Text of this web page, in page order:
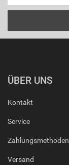
ÜBER UNS
Kontakt
Service
Zahlungsmethoden
Versand